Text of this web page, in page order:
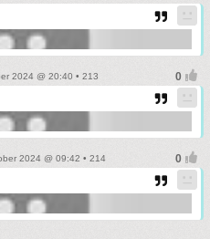
2024 @ 20:40 • 213
2024 @ 09:42 • 214